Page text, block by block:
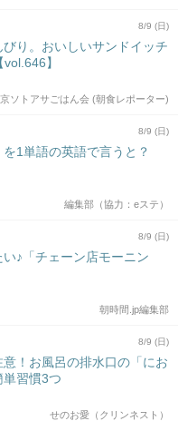
8/9 (日)
びり。おいしいサンドイッチ
】
ソトアサごはん会 (朝食レポーター)
8/9 (日)
1単語の英語で言うと？
編集部（協力：eステ）
8/9 (日)
♪「チェーン店モーニン
朝時間.jp編集部
8/9 (日)
！お風呂の排水口の「にお
習慣3つ
せのお愛（クリンネスト）